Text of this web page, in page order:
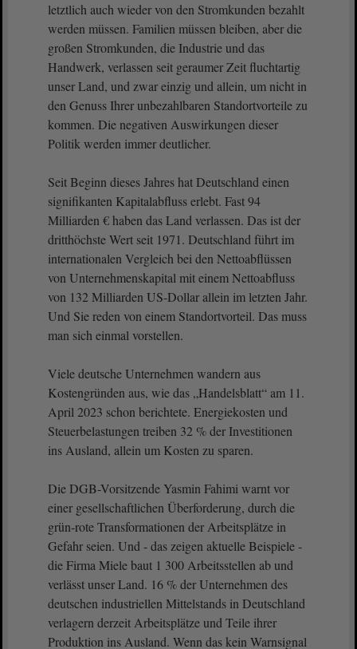
letztlich auch wieder von den Stromkunden bezahlt
werden müssen. Familien müssen bleiben, aber die
großen Stromkunden, die Industrie und das
Handwerk, verlassen seit geraumer Zeit fluchtartig
unser Land, und zwar einzig und allein, um nicht in
den Genuss Ihrer unbezahlbaren Standortvorteile zu
kommen. Die negativen Auswirkungen dieser
Politik werden immer deutlicher.
Seit Beginn dieses Jahres hat Deutschland einen
signifikanten Kapitalabfluss erlebt. Fast 94
Milliarden € haben das Land verlassen. Das ist der
dritthöchste Wert seit 1971. Deutschland führt im
internationalen Vergleich bei den Nettoabflüssen
von Unternehmenskapital mit einem Nettoabfluss
von 132 Milliarden US-Dollar allein im letzten Jahr.
Und Sie reden von einem Standortvorteil. Das muss
man sich einmal vorstellen.
Viele deutsche Unternehmen wandern aus
Kostengründen aus, wie das „Handelsblatt“ am 11.
April 2023 schon berichtete. Energiekosten und
Steuerbelastungen treiben 32 % der Investitionen
ins Ausland, allein um Kosten zu sparen.
Die DGB-Vorsitzende Yasmin Fahimi warnt vor
einer gesellschaftlichen Überforderung, durch die
grün-rote Transformationen der Arbeitsplätze in
Gefahr seien. Und - das zeigen aktuelle Beispiele -
die Firma Miele baut 1 300 Arbeitsstellen ab und
verlässt unser Land. 16 % der Unternehmen des
deutschen industriellen Mittelstands in Deutschland
verlagern derzeit Arbeitsplätze und Teile ihrer
Produktion ins Ausland. Wenn das kein Warnsignal